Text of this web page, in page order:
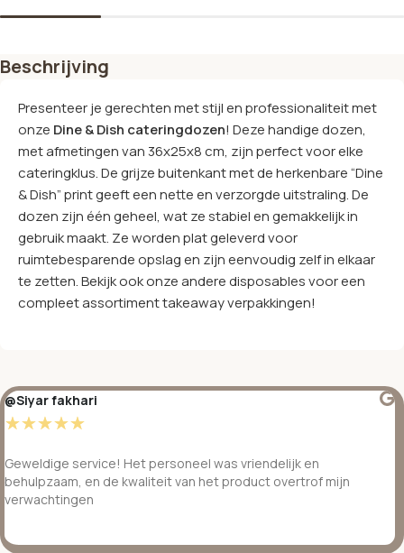
Beschrijving
Presenteer je gerechten met stijl en professionaliteit met
onze Dine & Dish cateringdozen! Deze handige dozen,
met afmetingen van 36x25x8 cm, zijn perfect voor elke
cateringklus. De grijze buitenkant met de herkenbare “Dine
& Dish” print geeft een nette en verzorgde uitstraling. De
dozen zijn één geheel, wat ze stabiel en gemakkelijk in
gebruik maakt. Ze worden plat geleverd voor
ruimtebesparende opslag en zijn eenvoudig zelf in elkaar
te zetten. Bekijk ook onze andere disposables voor een
compleet assortiment takeaway verpakkingen!
@Siyar fakhari
☆☆☆☆☆
Geweldige service! Het personeel was vriendelijk en
behulpzaam, en de kwaliteit van het product overtrof mijn
verwachtingen